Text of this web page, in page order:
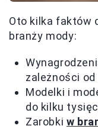
Oto kilka faktów
branży mody:
zależności
Modelki i
do kilku
Zarobki w